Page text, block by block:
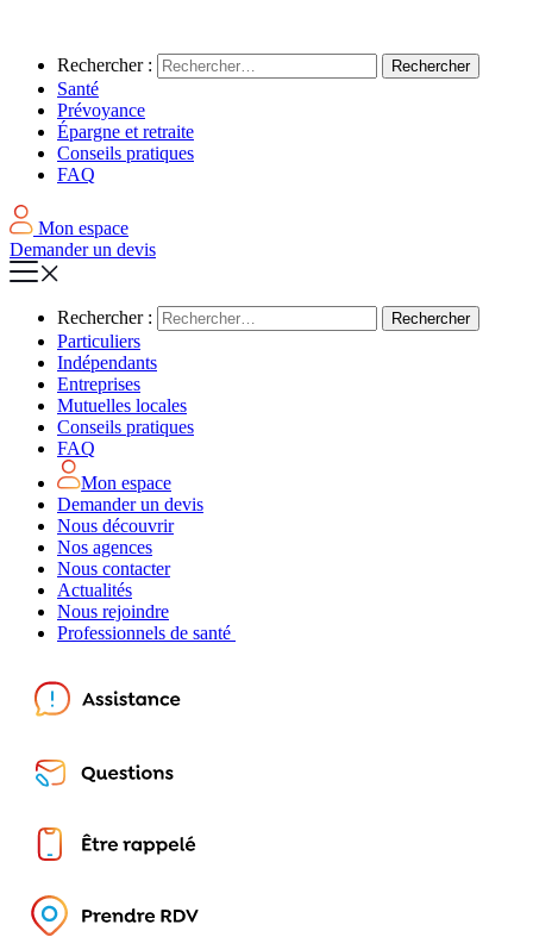
Rechercher :
Santé
Prévoyance
Épargne et retraite
Conseils pratiques
FAQ
Mon espace
Demander un devis
Rechercher :
Particuliers
Indépendants
Entreprises
Mutuelles locales
Conseils pratiques
FAQ
Mon espace
Demander un devis
Nous découvrir
Nos agences
Nous contacter
Actualités
Nous rejoindre
Professionnels de santé